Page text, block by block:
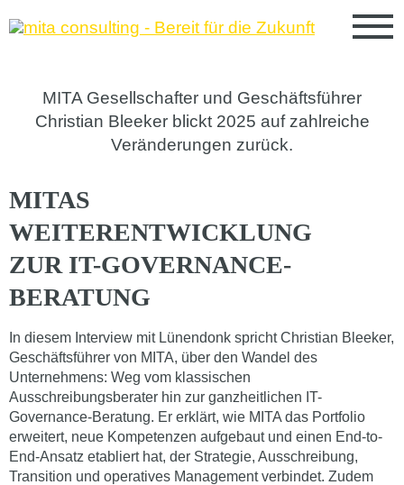
MITA Gesellschafter und Geschäftsführer
Christian Bleeker blickt 2025 auf zahlreiche
Veränderungen zurück.
MITAS
WEITERENTWICKLUNG
ZUR IT-GOVERNANCE-
BERATUNG
In diesem Interview mit Lünendonk spricht Christian Bleeker,
Geschäftsführer von MITA, über den Wandel des
Unternehmens: Weg vom klassischen
Ausschreibungsberater hin zur ganzheitlichen IT-
Governance-Beratung. Er erklärt, wie MITA das Portfolio
erweitert, neue Kompetenzen aufgebaut und einen End-to-
End-Ansatz etabliert hat, der Strategie, Ausschreibung,
Transition und operatives Management verbindet. Zudem